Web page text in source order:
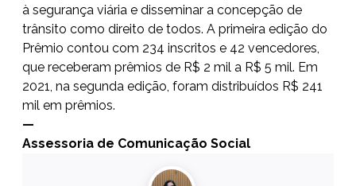
à segurança viária e disseminar a concepção de
trânsito como direito de todos. A primeira edição do
Prêmio contou com 234 inscritos e 42 vencedores,
que receberam prêmios de R$ 2 mil a R$ 5 mil. Em
2021, na segunda edição, foram distribuídos R$ 241
mil em prêmios.
—
Assessoria de Comunicação Social